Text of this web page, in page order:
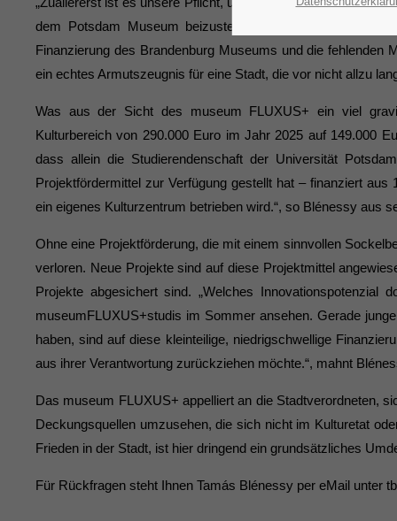
dem Potsdam Museum beizustehen: Der von der
Finanzierung des Brandenburg Museums und die
ein echtes Armutszeugnis für eine Stadt, die vor nicht allzu
Was aus der Sicht des museum FLUXUS+ ein viel
Kulturbereich von 290.000 Euro im Jahr 2025 auf 149.000
dass allein die Studierendenschaft der Universität
Projektfördermittel zur Verfügung gestellt hat – finanziert
ein eigenes Kulturzentrum betrieben wird.“, so Blénessy aus
Ohne eine Projektförderung, die mit einem sinnvollen
verloren. Neue Projekte sind auf diese Projektmittel
Projekte abgesichert sind. „Welches
museumFLUXUS+studis im Sommer ansehen. Gerade
haben, sind auf diese kleinteilige, niedrigschwellige
aus ihrer Verantwortung zurückziehen möchte.“, mahnt
Das museum FLUXUS+ appelliert an die Stadtverordneten,
Deckungsquellen umzusehen, die sich nicht im Kulturetat
Frieden in der Stadt, ist hier dringend ein grundsätzliches
Für Rückfragen steht Ihnen Tamás Blénessy per eMail unter